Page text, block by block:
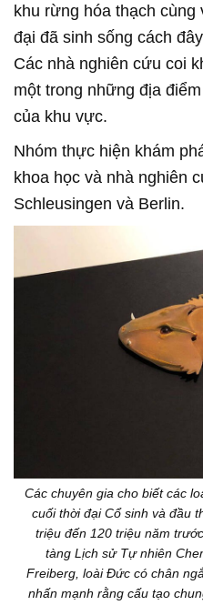
khu rừng hóa thạch
đại đã sinh sống cách
Các nhà nghiên cứu coi
một trong những địa
của khu vực.
Nhóm thực hiện khám
khoa học và nhà nghiên
Schleusingen và Berlin.
Các chuyên gia cho biết các
cuối thời đại Cổ sinh và đầu
triệu đến 120 triệu năm
tàng Lịch sử Tự nhiên
Freiberg, loài Đức có chân
nhấn mạnh rằng cấu tạo